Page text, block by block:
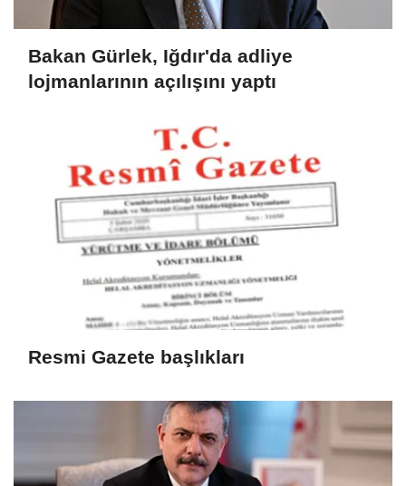
Bakan Gürlek, Iğdır'da adliye
lojmanlarının açılışını yaptı
Resmi Gazete başlıkları